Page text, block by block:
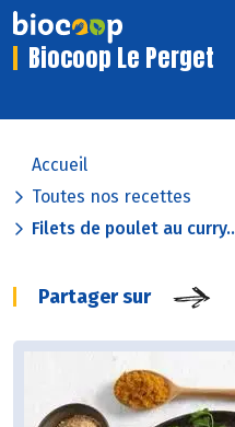
Biocoop Le Perget
Accueil
Toutes nos recettes
Filets de poulet au
Partager sur